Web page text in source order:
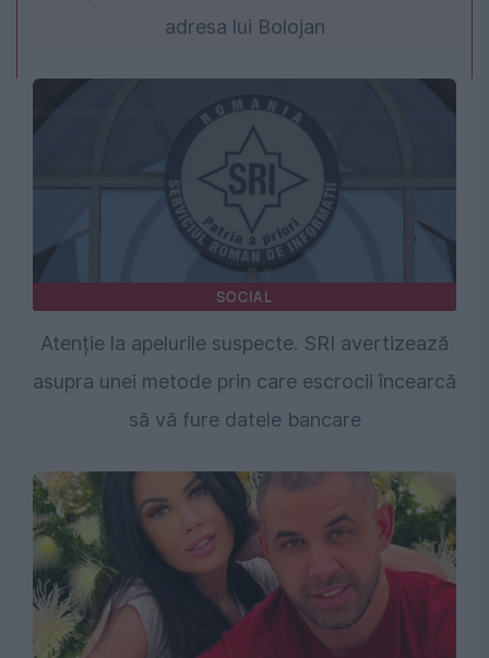
adresa lui Bolojan
SOCIAL
Atenție la apelurile suspecte. SRI avertizează
asupra unei metode prin care escrocii încearcă
să vă fure datele bancare